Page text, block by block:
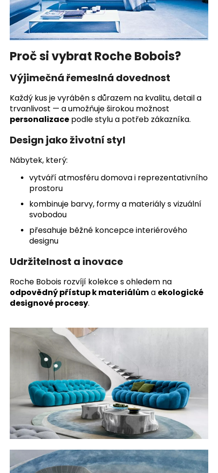
Proč si vybrat Roche Bobois?
Výjimečná řemeslná dovednost
Každý kus je vyráběn s důrazem na kvalitu, detail a
trvanlivost — a umožňuje širokou možnost
personalizace podle stylu a potřeb zákazníka.
Design jako životní styl
Nábytek, který:
vytváří atmosféru domova i reprezentativního
prostoru
kombinuje barvy, formy a materiály s vizuální
svobodou
přesahuje běžné koncepce interiérového
designu
Udržitelnost a inovace
Roche Bobois rozvíjí kolekce s ohledem na
odpovědný přístup k materiálůma ekologické
designové procesy.
u
j
e
m
e